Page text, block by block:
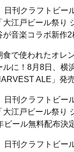
日刊クラフトビー
大江戸ビール祭り
が音楽コラボ新作2
食で使われたオレ
ルに！8月8日、横
ALE」発売
日刊クラフトビー
大江戸ビール祭り
ビール無料配布決
日刊クラフトビー